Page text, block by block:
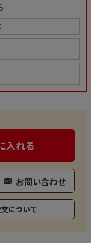
入れる
お問い合わせ
について